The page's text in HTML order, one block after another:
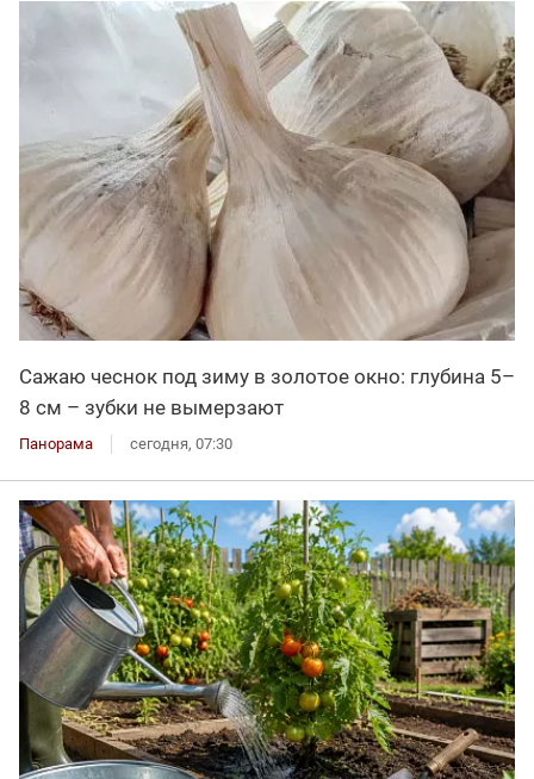
Сажаю чеснок под зиму в золотое окно: глубина 5–
8 см – зубки не вымерзают
Панорама сегодня, 07:30